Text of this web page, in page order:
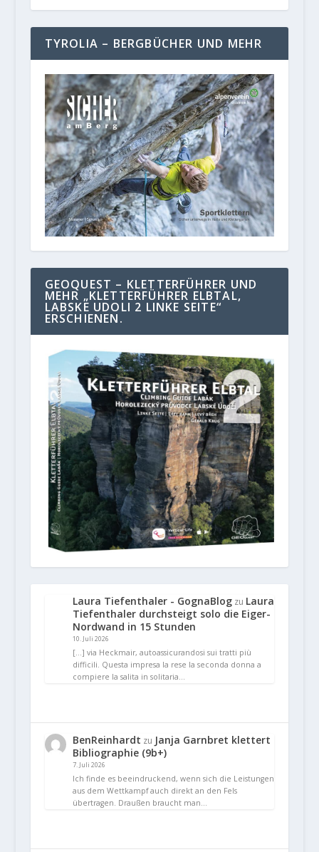
TYROLIA – BERGBÜCHER UND MEHR
GEOQUEST – KLETTERFÜHRER UND
MEHR „KLETTERFÜHRER ELBTAL,
LABSKE UDOLI 2 LINKE SEITE“
ERSCHIENEN.
Laura Tiefenthaler - GognaBlogzu Laura
Tiefenthaler durchsteigt solo die Eiger-
Nordwand in 15 Stunden
10. Juli 2026
[…] via Heckmair, autoassicurandosi sui tratti più
difficili. Questa impresa la rese la seconda donna a
compiere la salita in solitaria…
BenReinhardt zu Janja Garnbret klettert
Bibliographie (9b+)
7. Juli 2026
Ich finde es beeindruckend, wenn sich die Leistungen
aus dem Wettkampf auch direkt an den Fels
übertragen. Draußen braucht man…